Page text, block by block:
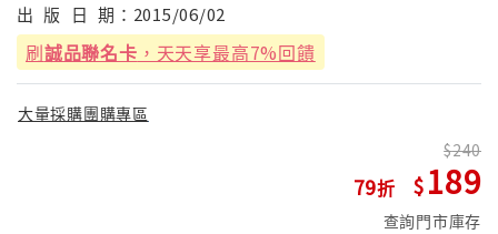
出 版 日 期： 2015/06/02
刷誠品聯名卡 ，天天享最高7%回饋
大量採購團購專區
79
240
189
查詢門市庫存